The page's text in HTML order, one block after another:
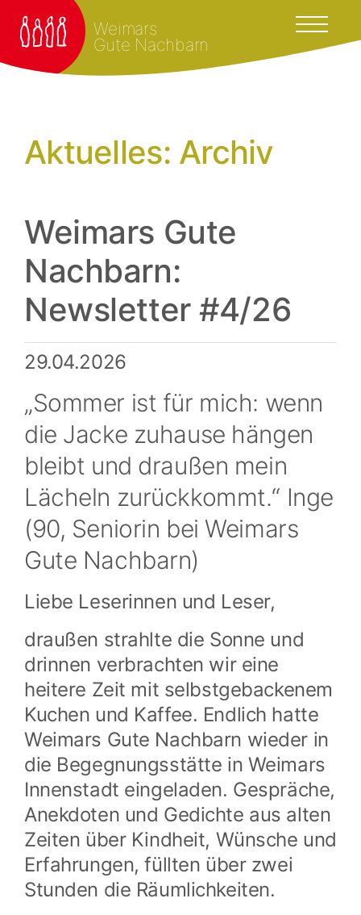
Weimars
Gute Nachbarn
Aktuelles: Archiv
Weimars Gute
Nachbarn:
Newsletter #4/26
29.04.2026
„Sommer ist für mich: wenn
die Jacke zuhause hängen
bleibt und draußen mein
Lächeln zurückkommt.“ Inge
(90, Seniorin bei Weimars
Gute Nachbarn)
Liebe Leserinnen und Leser,
draußen strahlte die Sonne und
drinnen verbrachten wir eine
heitere Zeit mit selbstgebackenem
Kuchen und Kaffee. Endlich hatte
Weimars Gute Nachbarn wieder in
die Begegnungsstätte in Weimars
Innenstadt eingeladen. Gespräche,
Anekdoten und Gedichte aus alten
Zeiten über Kindheit, Wünsche und
Erfahrungen, füllten über zwei
Stunden die Räumlichkeiten.